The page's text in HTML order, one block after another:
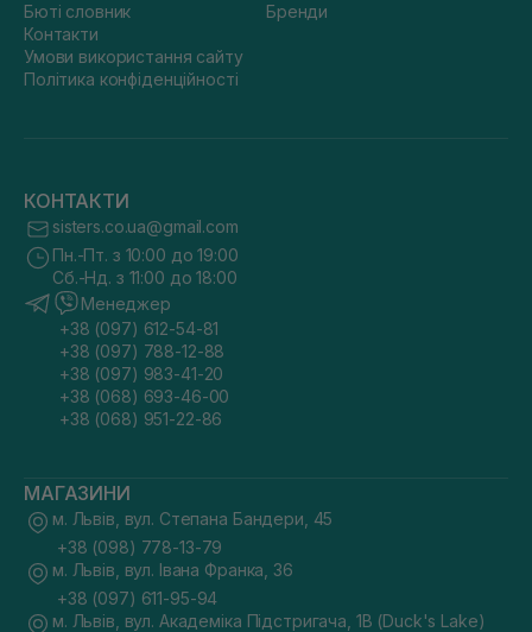
Бюті словник
Контакти
Умови використання сайту
Політика конфіденційності
Бренди
КОНТАКТИ
sisters.co.ua@gmail.com
Пн.-Пт. з 10:00 до 19:00
Сб.-Нд. з 11:00 до 18:00
Менеджер
+38 (097) 612-54-81
+38 (097) 788-12-88
+38 (097) 983-41-20
+38 (068) 693-46-00
+38 (068) 951-22-86
МАГАЗИНИ
м. Львів, вул. Степана Бандери, 45
+38 (098) 778-13-79
м. Львів, вул. Івана Франка, 36
+38 (097) 611-95-94
м. Львів, вул. Академіка Підстригача, 1В (Duck's Lake)